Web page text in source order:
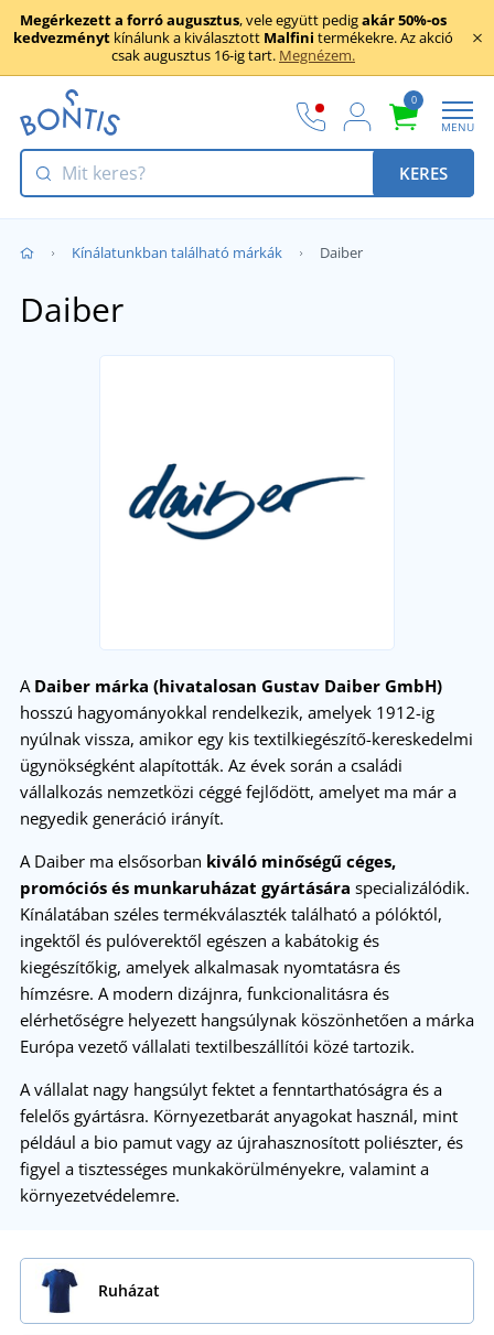
Megérkezett a forró augusztus, vele együtt pedigakár 50%-os
kedvezményt kínálunk a kiválasztott Malfini termékekre. Az akció
csak augusztus 16-ig tart. Megnézem.
0
MENU
KERES
Kínálatunkban található márkák Daiber
Daiber
A Daiber márka (hivatalosan Gustav Daiber GmbH)
hosszú hagyományokkal rendelkezik, amelyek 1912-ig
nyúlnak vissza, amikor egy kis textilkiegészítő-kereskedelmi
ügynökségként alapították. Az évek során a családi
vállalkozás nemzetközi céggé fejlődött, amelyet ma már a
negyedik generáció irányít.
A Daiber ma elsősorban kiváló minőségű céges,
promóciós és munkaruházat gyártására specializálódik.
Kínálatában széles termékválaszték található a pólóktól,
ingektől és pulóverektől egészen a kabátokig és
kiegészítőkig, amelyek alkalmasak nyomtatásra és
hímzésre. A modern dizájnra, funkcionalitásra és
elérhetőségre helyezett hangsúlynak köszönhetően a márka
Európa vezető vállalati textilbeszállítói közé tartozik.
A vállalat nagy hangsúlyt fektet a fenntarthatóságra és a
felelős gyártásra. Környezetbarát anyagokat használ, mint
például a bio pamut vagy az újrahasznosított poliészter, és
figyel a tisztességes munkakörülményekre, valamint a
környezetvédelemre.
Ruházat